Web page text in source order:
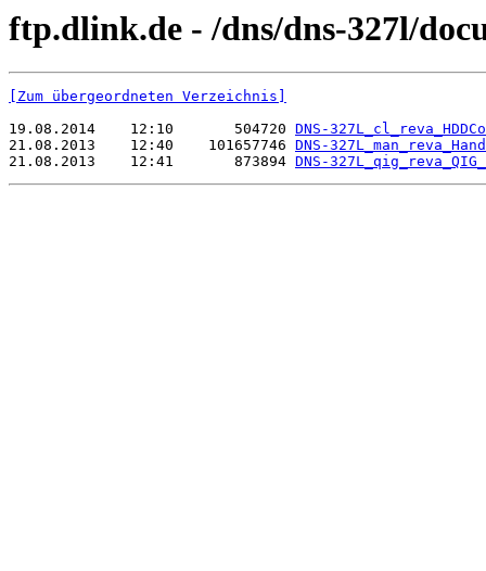
ftp.dlink.de - /dns/dns-327l/
[Zum übergeordneten Verzeichnis]
19.08.2014    12:10       504720 DNS-
21.08.2013    12:40    101657746 DNS-
21.08.2013    12:41       873894 DNS-